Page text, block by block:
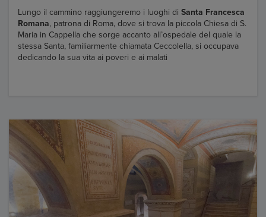
Lungo il cammino raggiungeremo i luoghi di Santa Francesca
Romana, patrona di Roma, dove si trova la piccola Chiesa di S.
Maria in Cappella che sorge accanto all’ospedale del quale la
stessa Santa, familiarmente chiamata Ceccolella, si occupava
dedicando la sua vita ai poveri e ai malati